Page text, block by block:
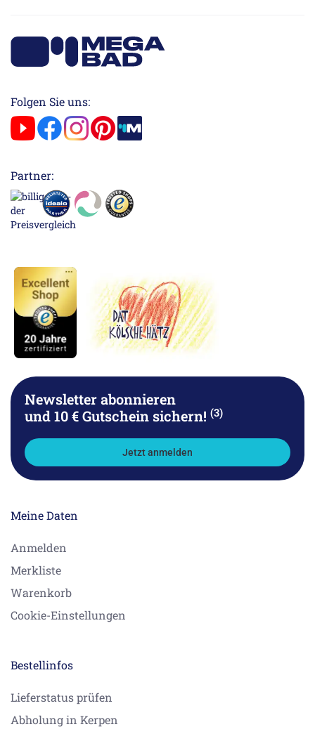
Folgen Sie uns:
Partner:
Newsletter abonnieren
und 10 € Gutschein sichern! (3)
Jetzt anmelden
Meine Daten
Anmelden
Merkliste
Warenkorb
Cookie-Einstellungen
Bestellinfos
Lieferstatus prüfen
Abholung in Kerpen